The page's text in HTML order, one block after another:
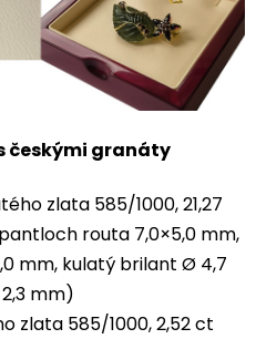
českými granáty
zlata 585/1000, 21,27
routa 7,0×5,0 mm,
mm, kulatý brilant Ø 4,7
mm)
zlata 585/1000, 2,52 ct